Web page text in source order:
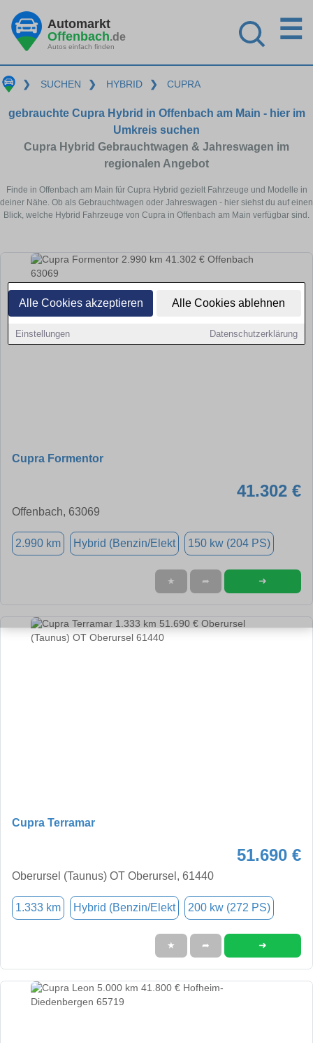
Alle Cookies akzeptieren Alle Cookies ablehnen
Einstellungen Datenschutzerklärung
Automarkt
Offenbach.de
Autos einfach finden
☰
❯ SUCHEN ❯ HYBRID ❯ CUPRA
gebrauchte Cupra Hybrid in Offenbach am Main - hier im
Umkreis suchen
Cupra Hybrid Gebrauchtwagen & Jahreswagen im
regionalen Angebot
Finde in Offenbach am Main für Cupra Hybrid gezielt Fahrzeuge und Modelle in
deiner Nähe. Ob als Gebrauchtwagen oder Jahreswagen - hier siehst du auf einen
Blick, welche Hybrid Fahrzeuge von Cupra in Offenbach am Main verfügbar sind.
Cupra Formentor
41.302 €
Offenbach, 63069
2.990 km Hybrid (Benzin/Elekt 150 kw (204 PS)
★ ➦ ➜
Cupra Terramar
51.690 €
Oberursel (Taunus) OT Oberursel, 61440
1.333 km Hybrid (Benzin/Elekt 200 kw (272 PS)
★ ➦ ➜